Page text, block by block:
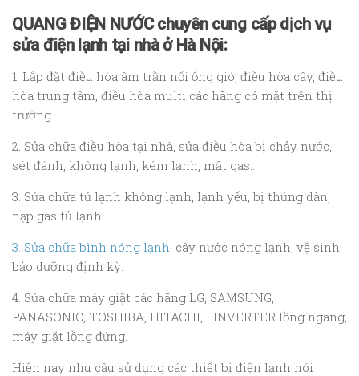
QUANG ĐIỆN NƯỚC chuyên cung cấp dịch vụ
sửa điện lạnh tại nhà ở Hà Nội:
1. Lắp đặt điều hòa âm trần nối ống gió, điều hòa cây, điều
hòa trung tâm, điều hòa multi các hãng có mặt trên thị
trường.
2. Sửa chữa điều hòa tại nhà, sửa điều hòa bị chảy nước,
sét đánh, không lạnh, kém lạnh, mất gas…
3. Sửa chữa tủ lạnh không lạnh, lạnh yếu, bị thủng dàn,
nạp gas tủ lạnh.
3. Sửa chữa bình nóng lạnh, cây nước nóng lạnh, vệ sinh
bảo dưỡng định kỳ.
4. Sửa chữa máy giặt các hãng LG, SAMSUNG,
PANASONIC, TOSHIBA, HITACHI,… INVERTER lồng ngang,
máy giặt lồng đứng.
Hiện nay nhu cầu sử dụng các thiết bị điện lạnh nói